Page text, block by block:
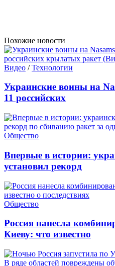
Похожие новости
Видео /Технологии
Украинские воины на
11 российских
Общество
Впервые в истории:
установил рекорд
Общество
Россия нанесла
Киеву: что известно